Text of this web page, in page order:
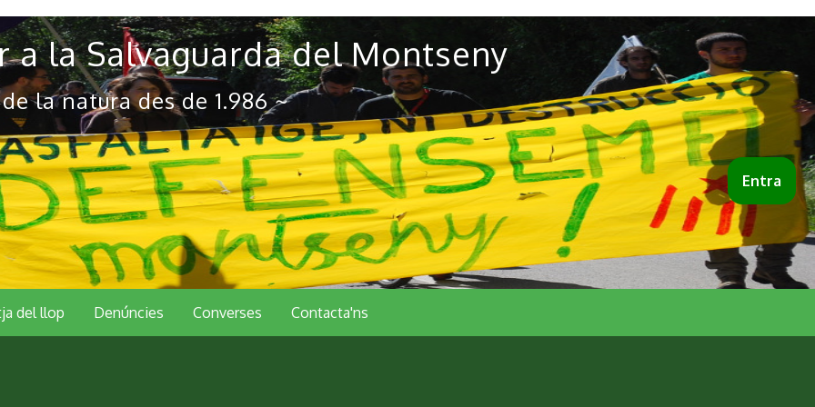
a la Salvaguarda del Montseny
la natura des de 1.986 ~
Entra
del llop Denúncies Converses Contacta'ns